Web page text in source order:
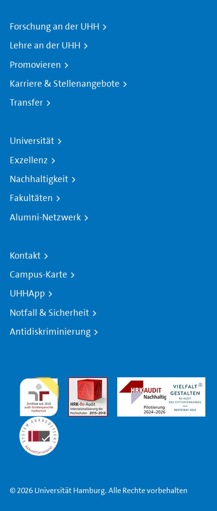
Forschung an der UHH
Lehre an der UHH
Promovieren
Karriere & Stellenangebote
Transfer
Universität
Exzellenz
Nachhaltigkeit
Fakultäten
Alumni-Netzwerk
Kontakt
Campus-Karte
UHHApp
Notfall & Sicherheit
Antidiskriminierung
© 2026 Universität Hamburg. Alle Rechte vorbehalten